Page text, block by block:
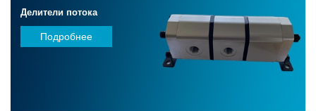
Делители потока
Подробнее